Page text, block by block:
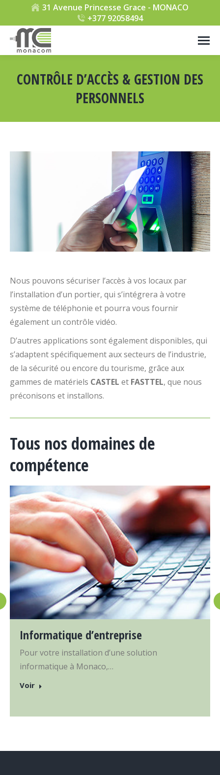
31 Avenue Princesse Grace - MONACO
+377 92058494
CONTRÔLE D’ACCÈS & GESTION DES
PERSONNELS
Nous pouvons sécuriser l’accès à vos locaux par
l’installation d’un portier, qui s’intégrera à votre
système de téléphonie et pourra vous fournir
également un contrôle vidéo.
D’autres applications sont également disponibles, qui
s’adaptent spécifiquement aux secteurs de l’industrie,
de la sécurité ou encore du tourisme, grâce aux
gammes de matériels CASTEL et FASTTEL, que nous
préconisons et installons.
Tous nos domaines de
compétence
Informatique d’entreprise
Pour votre installation d’une solution
informatique à Monaco,…
Voir